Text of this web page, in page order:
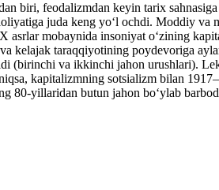
biri, feodalizmdan keyin tarix
juda keng yoʻl ochdi. Moddiy
mobaynida insoniyat oʻzining
taraqqiyotining poydevoriga
(birinchi va ikkinchi jahon urushlari).
kapitalizmning sotsializm bilan
80-yillaridan butun jahon boʻylab